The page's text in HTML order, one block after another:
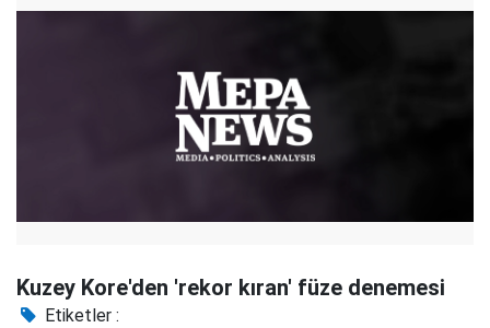
Kuzey Kore'den 'rekor kıran' füze denemesi
Etiketler :